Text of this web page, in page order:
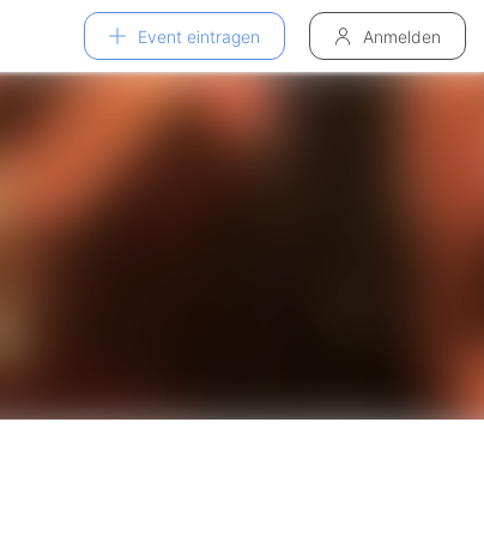
Event eintragen Anmelden